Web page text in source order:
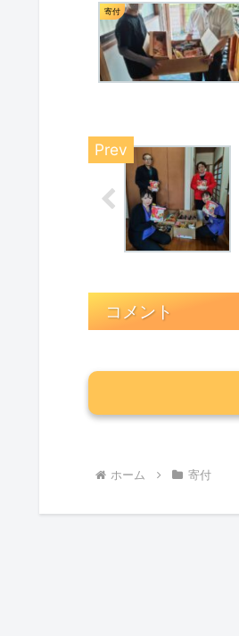
寄付
コメント
ホーム 寄付